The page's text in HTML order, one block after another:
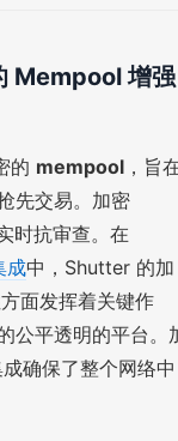
Mempool 增强
的 mempool ，旨
先交易。加密
时抗审查。在
成中，Shutter 的加
面发挥着关键作
公平透明的平台。
成确保了整个网络中